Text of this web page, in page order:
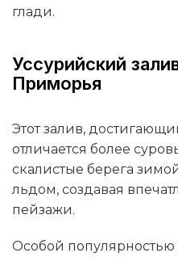
глади.
Уссурийский
Приморья
Этот залив,
отличается более
скалистые берега
льдом, создавая
пейзажи.
Особой популярностью